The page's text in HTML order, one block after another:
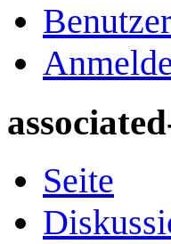
Seite